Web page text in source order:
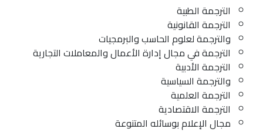
الترجمة الطبية
الترجمة القانونية
والترجمة لعلوم الحاسب والبرمجيات
الترجمة في مجال إدارة الأعمال والمعاملات التجارية
الترجمة الأدبية
والترجمة السياسية
الترجمة العلمية
الترجمة الاقتصادية
مجال الإعلام بوسائله المتنوعة